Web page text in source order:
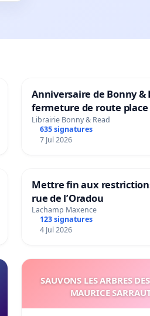
Anniversaire de Bonny &
fermeture de route place
Maya M
Librairie Bonny & Read
635 signatures
7 Jul 2026
Mettre fin aux
rue de l’Oradou
Lachamp Maxence
123 signatures
4 Jul 2026
SAUVONS LES ARBRES
MAURICE